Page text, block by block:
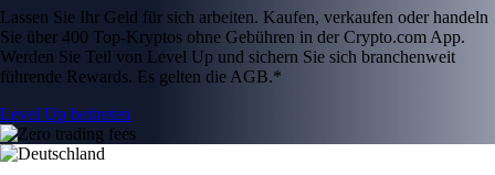
Lassen Sie Ihr Geld für sich arbeiten. Kaufen, verkaufen oder handeln
Sie über 400 Top-Kryptos ohne Gebühren in der Crypto.com App.
Werden Sie Teil von Level Up und sichern Sie sich branchenweit
führende Rewards. Es gelten die AGB.*
Level Up beitreten